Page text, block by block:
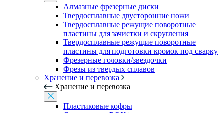
Алмазные фрезерные диски
Твердосплавные двусторонние ножи
Твердосплавные режущие поворотные
пластины для зачистки и скругления
Твердосплавные режущие поворотные
пластины для подготовки кромок под сварку
Фрезерные головки/звездочки
Фрезы из твердых сплавов
Хранение и перевозка
Хранение и перевозка
Пластиковые кофры